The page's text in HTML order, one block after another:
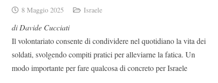
8 Maggio 2025 Israele
di Davide Cucciati
Il volontariato consente di condividere nel quotidiano la vita dei
soldati, svolgendo compiti pratici per alleviarne la fatica. Un
modo importante per fare qualcosa di concreto per Israele